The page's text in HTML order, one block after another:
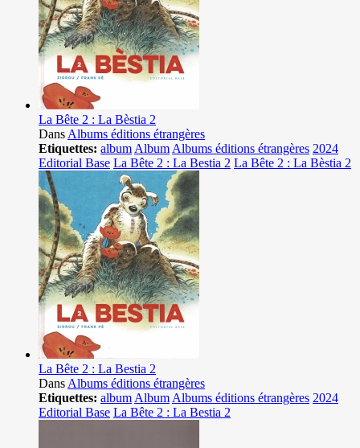
La Bête 2 : La Bèstia 2
Dans Albums éditions étrangères
Etiquettes: album Album Albums éditions étrangères 2024
Editorial Base La Bête 2 : La Bestia 2 La Bête 2 : La Bèstia 2
La Bête 2 : La Bestia 2
Dans Albums éditions étrangères
Etiquettes: album Album Albums éditions étrangères 2024
Editorial Base La Bête 2 : La Bestia 2